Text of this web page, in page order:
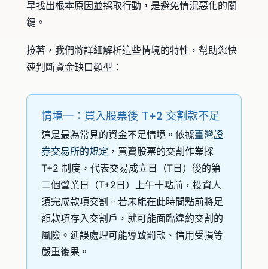
早找出根本原因並採取行動，是避免情況惡化的關
鍵。
接著，我們將詳細解析這些情境的特性，幫助您快
速判斷資金缺口類型：
情境一：買入股票後 T+2 交割款不足
這是最為常見的資金不足情境。依據臺灣證
券交易所的規定 ，買賣股票的交割作業採
T+2 制度，代表交易成立日（T日）後的第
二個營業日（T+2日）上午十點前，投資人
須完成款項交割。若未能在此時間點前將足
額款項存入交割戶，就可能面臨違約交割的
風險。延誤處理可能導致罰款、信用受損等
嚴重後果。